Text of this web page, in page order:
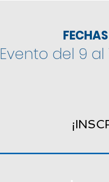
Evento del 9 al